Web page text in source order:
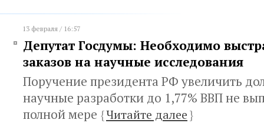
13 февраля / 16:57
Депутат Госдумы: Необходимо
заказов на научные исследования
Поручение президента РФ увеличить
научные разработки до 1,77% ВВП не
полной мере {Читайте далее}